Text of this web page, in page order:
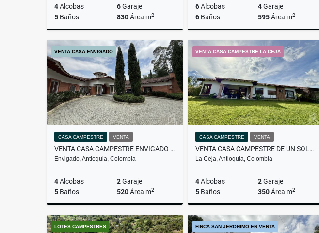
4Alcobas 6Garaje
5 Baños 830Área m2
$8.990.000.000
Alquiler
$27.000.000
6Alcobas 4Garaje
6Baños 595Área m2
Venta
$5.900.000.000
VENTA CASA ENVIGADO
CASA CAMPESTRE VENTA
VENTA CASA CAMPESTRE ENVIGADO LOMA DEL ESCOBERO
Envigado, Antioquia, Colombia
4Alcobas 2Garaje
5 Baños 520Área m2
Venta
$3.900.000.000
VENTA CASA CAMPESTRE LA CEJA
CASA CAMPESTRE VENTA
VENTA CASA CAMPESTRE DE UN SOLO NIVEL LA CEJA
La Ceja, Antioquia, Colombia
4Alcobas 2Garaje
5Baños 350Área m2
Venta
$3.200.000.000
LOTES CAMPESTRES FINCA SAN JERONIMO EN VENTA